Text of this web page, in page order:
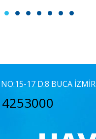
1 2 3 4 5 6 7
17 D:8 BUCA İZMIR